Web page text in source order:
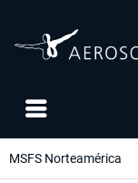
MSFS Norteamérica